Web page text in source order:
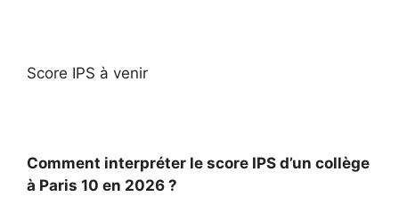
Score IPS à venir
Comment interpréter le score IPS d’un collège
à Paris 10 en 2026 ?